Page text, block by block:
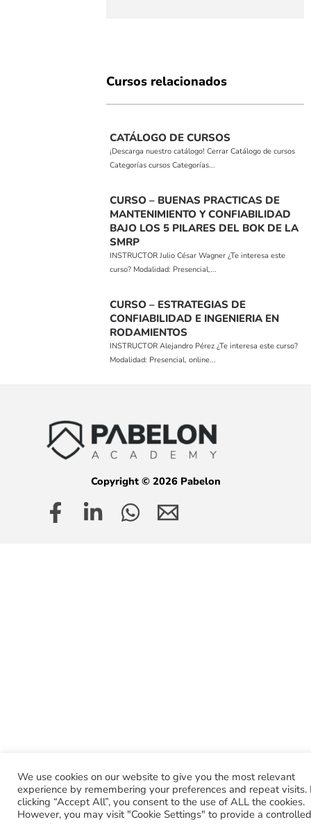
Cursos relacionados
CATÁLOGO DE CURSOS
¡Descarga nuestro catálogo! Cerrar Catálogo de cursos
Categorías cursos Categorías...
CURSO – BUENAS PRACTICAS DE
MANTENIMIENTO Y CONFIABILIDAD
BAJO LOS 5 PILARES DEL BOK DE LA
SMRP
INSTRUCTOR Julio César Wagner ¿Te interesa este
curso? Modalidad: Presencial,...
CURSO – ESTRATEGIAS DE
CONFIABILIDAD E INGENIERIA EN
RODAMIENTOS
INSTRUCTOR Alejandro Pérez ¿Te interesa este curso?
Modalidad: Presencial, online...
Copyright © 2026 Pabelon
We use cookies on our website to give you the most relevant
experience by remembering your preferences and repeat visits.
clicking “Accept All”, you consent to the use of ALL the cookies.
However, you may visit "Cookie Settings" to provide a controlled